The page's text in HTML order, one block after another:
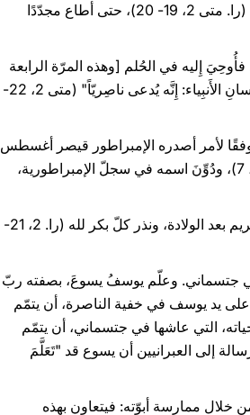
ويأخذ الطفل وأمّه معه ويعود إلى أرض إسرائيل، بعد أن أبلغه بموت الذين كانوا يحاولون قتل الطفل، (را. متى 2، 19- 20)، حتى أطاع مجدّدًا
إِليه في الحُلم [وهذه المرّة الرابعة
التي يحلم فيها]، فلجَأَ إِلى ناحِيَةِ الجَليل. وجاءَ مَدينةً يُقالُ لها النَّاصِرة فسَكنَ فيها، لِيَتِمَّ ما قيلَ على لِسانِ الأَنبِياء: إِنَّه يُدعى ناصِريّاً" (متى 2، 22-
لأمر أصدره الإمبراطور قيصر أغسطس
بإحصاء جَميعِ أَهلِ الـمَعمور، ليكتتب في مسقط رأسه. وفي هذا الظرف بالتحديد وُلِد يسوع (را. لو 2، 7)، ودُوِّنَ اسمه في سجلّ الإمبراطورية،
حرص القدّيس لوقا على إظهار أمانة والدَي يسوع لتعليمات الشريعة: طقوس ختان يسوع، وطهور مريم بعد الولادة، ونذر كلّ بكر لله (را. 2، 21-
جتسماني. وعلّم يوسفُ يسوعَ، بصفته ربّ
لمشيئة الآب (خر 20، 12). وتعلّم يسوع، متتلمذًا على يد يوسف في خفية الناصرة، أن يتمّم
حتى في أصعب لحظات حياته، التي عاشها في جتسماني، أن يتمّم
8). ولذا يستنتج كاتب الرسالة إلى العبرانيين أن يسوع قد "تَعَلَّمَ
ممارسة أبوّته: فيتعاون بهذه